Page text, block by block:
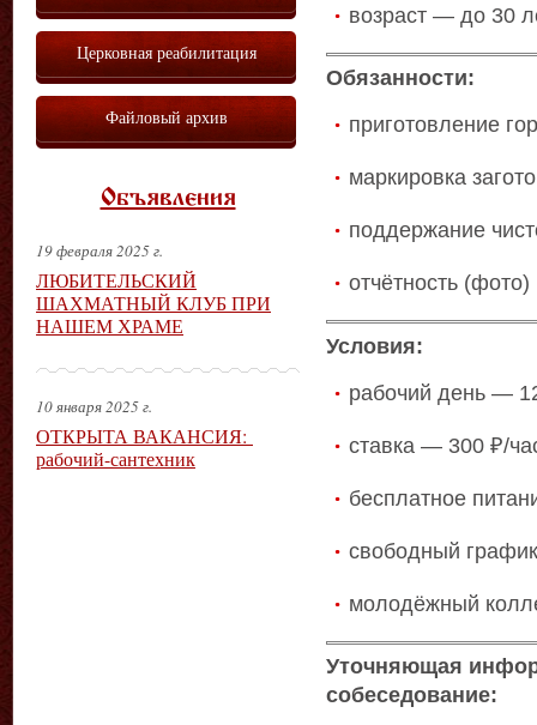
возраст — до 30
Обязанности:
приготовление
маркировка
поддержание
отчётность (фото)
Условия:
рабочий день —
ставка — 300 ₽/
бесплатное
свободный график
молодёжный
Уточняющая
собеседование:
Церковная реабилитация
Файловый архив
Объявления
19 февраля 2025 г.
ЛЮБИТЕЛЬСКИЙ
ШАХМАТНЫЙ КЛУБ ПРИ
НАШЕМ ХРАМЕ
10 января 2025 г.
ОТКРЫТА ВАКАНСИЯ:
рабочий-сантехник